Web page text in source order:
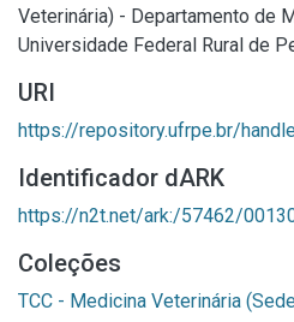
Veterinária) - Departamento de
Universidade Federal Rural de
URI
https://repository.ufrpe.br/
Identificador dARK
https://n2t.net/ark:/57462/
Coleções
TCC - Medicina Veterinária